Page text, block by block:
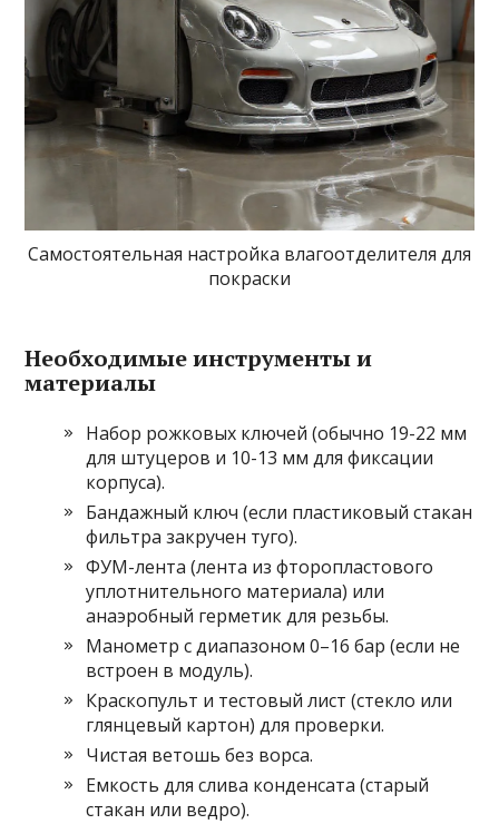
Самостоятельная настройка влагоотделителя для
покраски
Необходимые инструменты и
материалы
Набор рожковых ключей (обычно 19-22 мм
для штуцеров и 10-13 мм для фиксации
корпуса).
Бандажный ключ (если пластиковый стакан
фильтра закручен туго).
ФУМ-лента (лента из фторопластового
уплотнительного материала) или
анаэробный герметик для резьбы.
Манометр с диапазоном 0–16 бар (если не
встроен в модуль).
Краскопульт и тестовый лист (стекло или
глянцевый картон) для проверки.
Чистая ветошь без ворса.
Емкость для слива конденсата (старый
стакан или ведро).